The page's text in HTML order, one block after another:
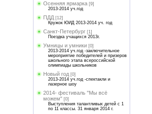
Осенняя ярмарка [9]
2013-2014 уч.год
ПДД [12]
Кружок ЮИД 2013-2014 уч. год
Санкт-Петербург [1]
Поездка учащихся 2013г.
Умницы и умники [0]
2013-2014 уч.год -заключительное
мероприятие победителей и призеров
школьного этапа всероссийской
олимпиады школьников
Новый год [0]
2013-2014 уч.год -спектакли и
лазерное шоу
2014- фестиваль "Мы всё
можем" [0]
Выступления талантливых детей с 1
по 11 классы. 31 января 2014 г.